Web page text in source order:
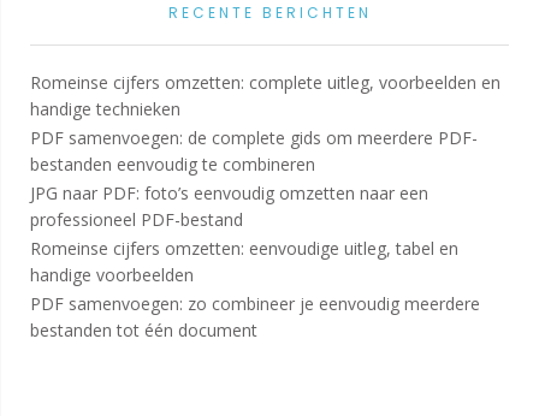
RECENTE BERICHTEN
Romeinse cijfers omzetten: complete uitleg, voorbeelden en
handige technieken
PDF samenvoegen: de complete gids om meerdere PDF-
bestanden eenvoudig te combineren
JPG naar PDF: foto’s eenvoudig omzetten naar een
professioneel PDF-bestand
Romeinse cijfers omzetten: eenvoudige uitleg, tabel en
handige voorbeelden
PDF samenvoegen: zo combineer je eenvoudig meerdere
bestanden tot één document